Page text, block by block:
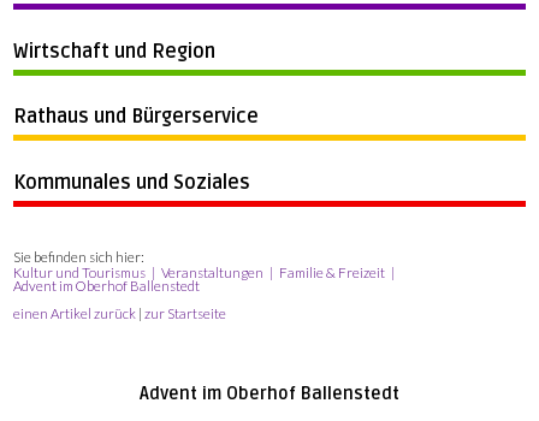
Wirtschaft und Region
Rathaus und Bürgerservice
Kommunales und Soziales
Sie befinden sich hier:
Kultur und Tourismus
Veranstaltungen
Familie & Freizeit
Advent im Oberhof Ballenstedt
einen Artikel zurück |zur Startseite
Advent im Oberhof Ballenstedt